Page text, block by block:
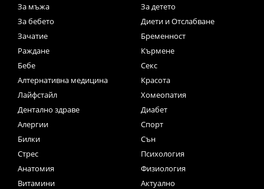
За мъжа
За детето
За бебето
Диети и Отслабване
Зачатие
Бременност
Раждане
Кърмене
Бебе
Секс
Алтернативна медицина
Красота
Лайфстайл
Хомеопатия
Дентално здраве
Диабет
Алергии
Спорт
Билки
Сън
Стрес
Психология
Анатомия
Физиология
Витамини
Актуално